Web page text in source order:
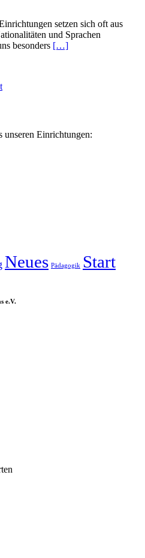
setzen sich oft aus
und Sprachen
besonders […]
unseren Einrichtungen:
Neues Pädagogik Start
e.V.